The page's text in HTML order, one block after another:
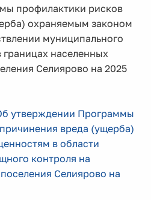
профилактики рисков
охраняемым законом
муниципального
границах населенных
Селиярово на 2025
утверждении Программы
вреда (ущерба)
в области
контроля на
Селиярово на